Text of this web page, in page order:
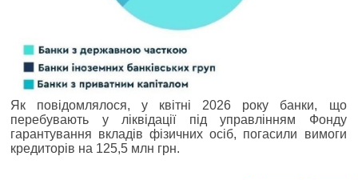
Як повідомлялося, у квітні 2026 року банки, що
перебувають у ліквідації під управлінням Фонду
гарантування вкладів фізичних осіб, погасили вимоги
кредиторів на 125,5 млн грн.